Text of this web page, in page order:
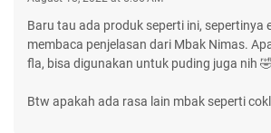
Baru tau ada produk seperti ini, sepertinya
membaca penjelasan dari Mbak Nimas.
fla, bisa digunakan untuk puding juga nih 🤣
Btw apakah ada rasa lain mbak seperti